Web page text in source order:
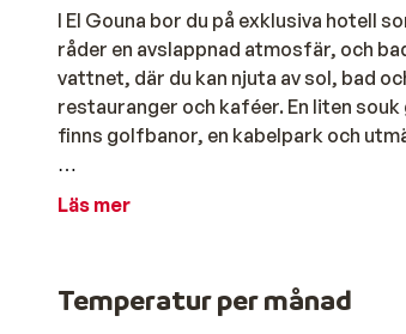
I El Gouna bor du på exklusiva hotell
råder en avslappnad atmosfär, och
vattnet, där du kan njuta av sol, bad
restauranger och kaféer. En liten
finns golfbanor, en kabelpark och
Tips!
El Gounas populäraste strand heter
testa på kite och vindsurfing. Det
Läs mer
Temperatur per månad